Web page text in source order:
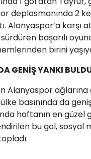
deplasmanında 2
Alanyaspor’a karşı
başarılı
birini
GENİŞ YANKI
Alanyaspor
basınında da
haftanın en güzel
bu gol, sosyal